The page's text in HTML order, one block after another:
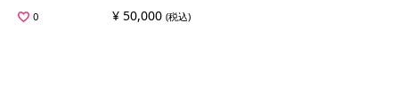
0
¥ 50,000 (税込)